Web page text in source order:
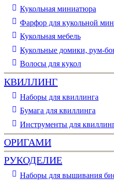
Кукольная миниатюра
Фарфор для кукольной
Кукольная мебель
Кукольные домики, рум-
Волосы для кукол
КВИЛЛИНГ
Наборы для квиллинга
Бумага для квиллинга
Инструменты для
ОРИГАМИ
РУКОДЕЛИЕ
Наборы для вышивания